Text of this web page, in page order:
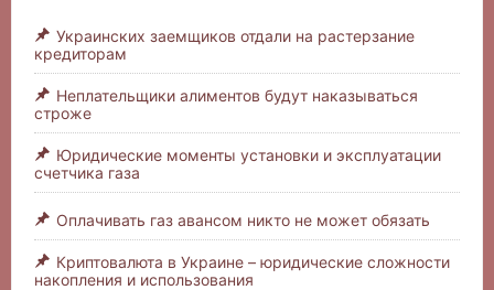
Украинских заемщиков отдали на растерзание
кредиторам
Неплательщики алиментов будут наказываться
строже
Юридические моменты установки и эксплуатации
счетчика газа
Оплачивать газ авансом никто не может обязать
Криптовалюта в Украине – юридические сложности
накопления и использования